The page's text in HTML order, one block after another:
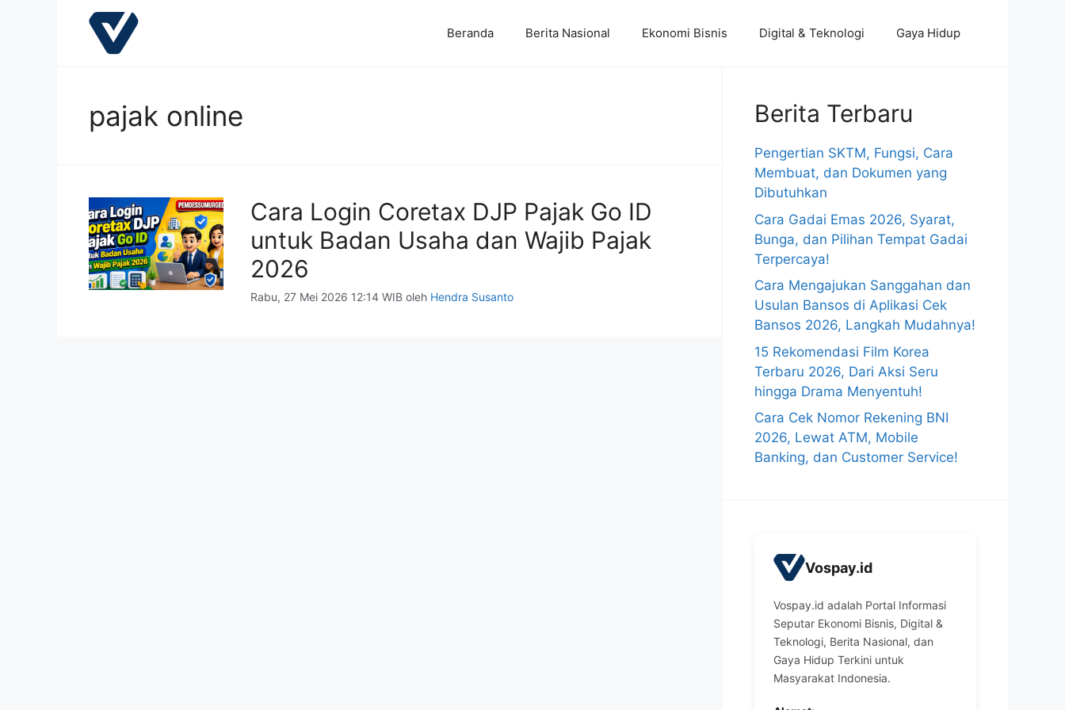
Beranda Berita Nasional Ekonomi Bisnis Digital & Teknologi Gaya Hidup
pajak online
Cara Login Coretax DJP Pajak Go ID
untuk Badan Usaha dan Wajib Pajak
2026
Rabu, 27 Mei 2026 12:14 WIB oleh Hendra Susanto
Berita Terbaru
Pengertian SKTM, Fungsi, Cara
Membuat, dan Dokumen yang
Dibutuhkan
Cara Gadai Emas 2026, Syarat,
Bunga, dan Pilihan Tempat Gadai
Terpercaya!
Cara Mengajukan Sanggahan dan
Usulan Bansos di Aplikasi Cek
Bansos 2026, Langkah Mudahnya!
15 Rekomendasi Film Korea
Terbaru 2026, Dari Aksi Seru
hingga Drama Menyentuh!
Cara Cek Nomor Rekening BNI
2026, Lewat ATM, Mobile
Banking, dan Customer Service!
Vospay.id
Vospay.id adalah Portal Informasi
Seputar Ekonomi Bisnis, Digital &
Teknologi, Berita Nasional, dan
Gaya Hidup Terkini untuk
Masyarakat Indonesia.